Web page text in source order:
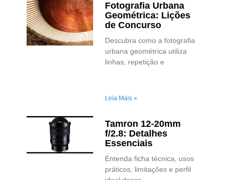
Fotografia Urbana
Geométrica: Lições
de Concurso
Descubra como a fotografia
urbana geométrica utiliza
linhas, repetição e
Leia Mais »
Tamron 12-20mm
f/2.8: Detalhes
Essenciais
Entenda ficha técnica, usos
práticos, limitações e perfil